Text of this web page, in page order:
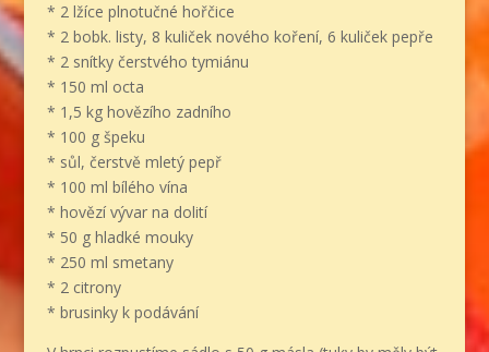
* 2 lžíce plnotučné hořčice
* 2 bobk. listy, 8 kuliček nového koření, 6 kuliček pepře
* 2 snítky čerstvého tymiánu
* 150 ml octa
* 1,5 kg hovězího zadního
* 100 g špeku
* sůl, čerstvě mletý pepř
* 100 ml bílého vína
* hovězí vývar na dolití
* 50 g hladké mouky
* 250 ml smetany
* 2 citrony
* brusinky k podávání